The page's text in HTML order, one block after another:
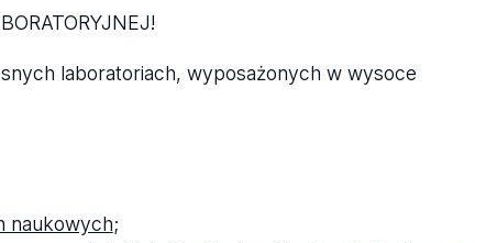
laboratoriach, wyposażonych w wysoce
naukowych;